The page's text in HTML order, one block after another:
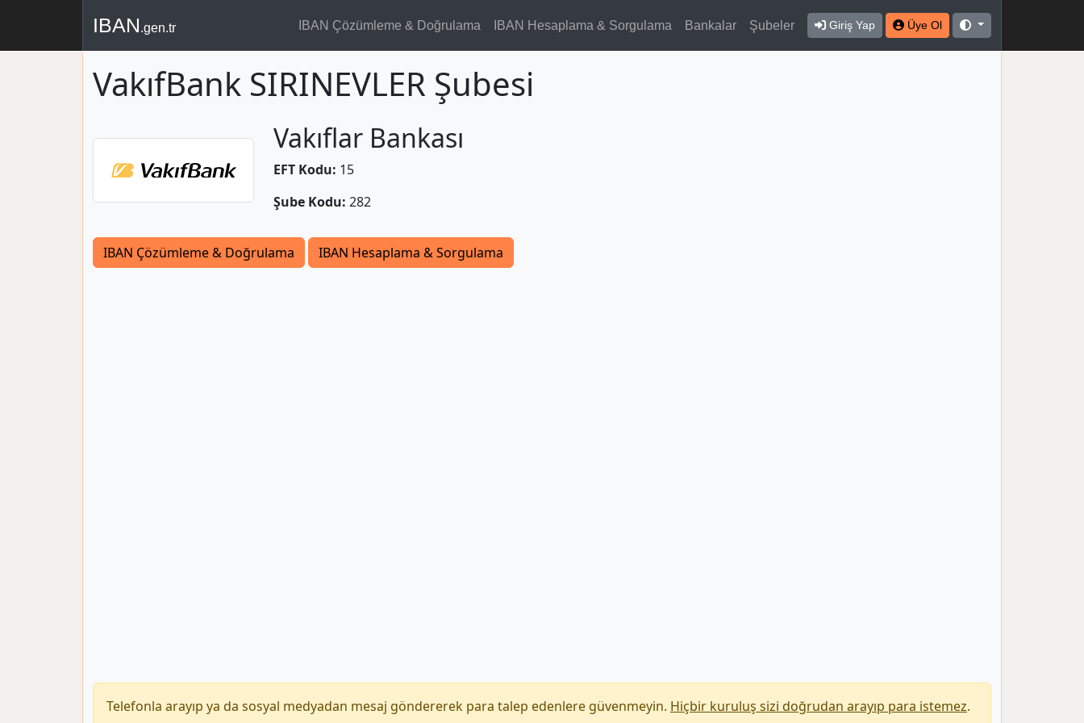
IBAN.gen.tr IBAN Çözümleme & Doğrulama IBAN Hesaplama & Sorgulama Bankalar Şubeler Giriş Yap Üye Ol
VakıfBank SIRINEVLER Şubesi
Vakıflar Bankası
EFT Kodu: 15
Şube Kodu: 282
IBAN Çözümleme & Doğrulama IBAN Hesaplama & Sorgulama
Telefonla arayıp ya da sosyal medyadan mesaj göndererek para talep edenlere güvenmeyin. Hiçbir kuruluş sizi doğrudan arayıp para istemez.